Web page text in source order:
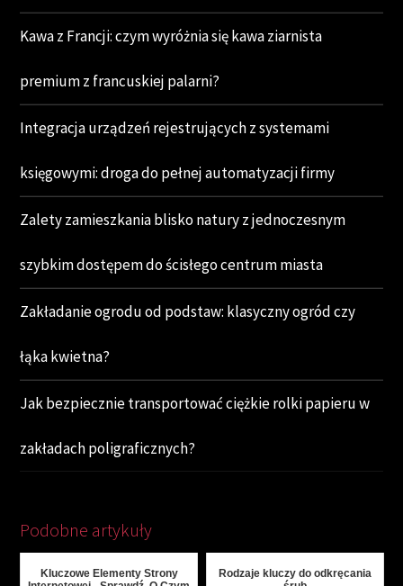
Kawa z Francji: czym wyróżnia się kawa ziarnista
premium z francuskiej palarni?
Integracja urządzeń rejestrujących z systemami
księgowymi: droga do pełnej automatyzacji firmy
Zalety zamieszkania blisko natury z jednoczesnym
szybkim dostępem do ścisłego centrum miasta
Zakładanie ogrodu od podstaw: klasyczny ogród czy
łąka kwietna?
Jak bezpiecznie transportować ciężkie rolki papieru w
zakładach poligraficznych?
Podobne artykuły
Kluczowe Elementy Strony
Rodzaje kluczy do odkręcania